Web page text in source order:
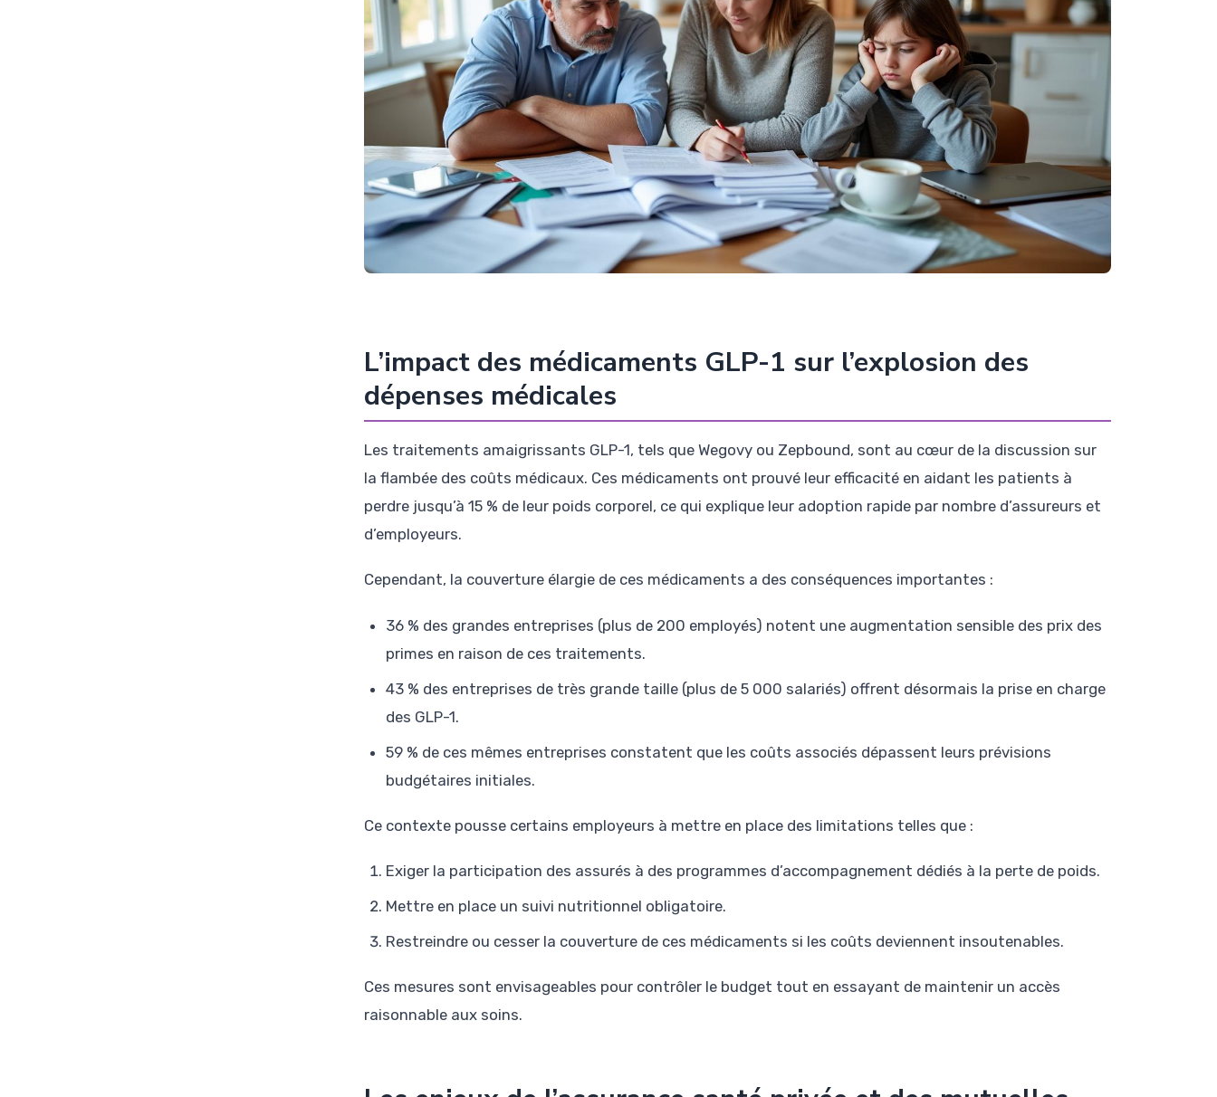
L’impact des médicaments GLP-1 sur l’explosion des
dépenses médicales
Les traitements amaigrissants GLP-1, tels que Wegovy ou Zepbound, sont au cœur de la discussion sur
la flambée des coûts médicaux. Ces médicaments ont prouvé leur efficacité en aidant les patients à
perdre jusqu’à 15 % de leur poids corporel, ce qui explique leur adoption rapide par nombre d’assureurs et
d’employeurs.
Cependant, la couverture élargie de ces médicaments a des conséquences importantes :
36 % des grandes entreprises (plus de 200 employés) notent une augmentation sensible des prix des
primes en raison de ces traitements.
43 % des entreprises de très grande taille (plus de 5 000 salariés) offrent désormais la prise en charge
des GLP-1.
59 % de ces mêmes entreprises constatent que les coûts associés dépassent leurs prévisions
budgétaires initiales.
Ce contexte pousse certains employeurs à mettre en place des limitations telles que :
Exiger la participation des assurés à des programmes d’accompagnement dédiés à la perte de poids.
Mettre en place un suivi nutritionnel obligatoire.
Restreindre ou cesser la couverture de ces médicaments si les coûts deviennent insoutenables.
Ces mesures sont envisageables pour contrôler le budget tout en essayant de maintenir un accès
raisonnable aux soins.